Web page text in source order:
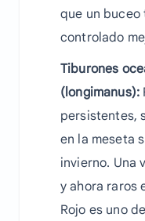
que un
controlado
Tiburones
(longimanus):
persistentes,
en la meseta
invierno. Una
y ahora raros
Rojo es uno